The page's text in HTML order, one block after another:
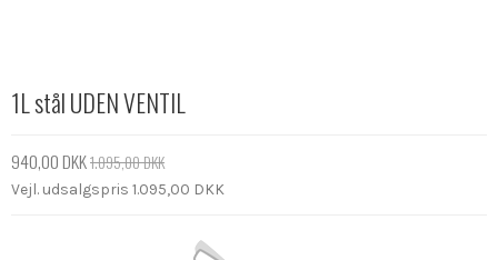
1L stål UDEN VENTIL
940,00 DKK1.095,00 DKK
Vejl. udsalgspris 1.095,00 DKK